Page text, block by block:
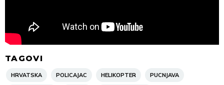
TAGOVI
HRVATSKA POLICAJAC HELIKOPTER PUCNJAVA